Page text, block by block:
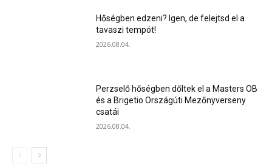
Hőségben edzeni? Igen, de felejtsd el a
tavaszi tempót!
2026.08.04.
Perzselő hőségben dőltek el a Masters OB
és a Brigetio Országúti Mezőnyverseny
csatái
2026.08.04.